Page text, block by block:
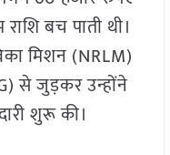
बच पाती थी।
मिशन (NRLM)
से जुड़कर उन्होंने
शुरू की।